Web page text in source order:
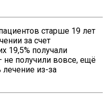
старше 19 лет
за счет
19,5% получали
не получили вовсе, ещё
лечение из-за